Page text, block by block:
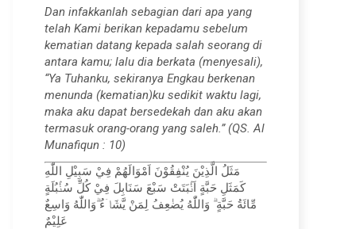
Dan infakkanlah sebagian dari apa yang
telah Kami berikan kepadamu sebelum
kematian datang kepada salah seorang di
antara kamu; lalu dia berkata (menyesali),
“Ya Tuhanku, sekiranya Engkau berkenan
menunda (kematian)ku sedikit waktu lagi,
maka aku dapat bersedekah dan aku akan
termasuk orang-orang yang saleh.” (QS. Al
Munafiqun : 10)
مَثَلُ الَّذِيْنَ يُنْفِقُوْنَ اَمْوَالَهُمْ فِيْ سَبِيْلِ اللّٰهِ
كَمَثَلِ حَبَّةٍ اَنْۢبَتَتْ سَبْعَ سَنَابِلَ فِيْ كُلِّ سُنْۢبُلَةٍ
مِّائَةُ حَبَّةٍ ۗ وَاللّٰهُ يُضٰعِفُ لِمَنْ يَّشَاۤءُ ۗوَاللّٰهُ وَاسِعٌ
عَلِيْمٌ